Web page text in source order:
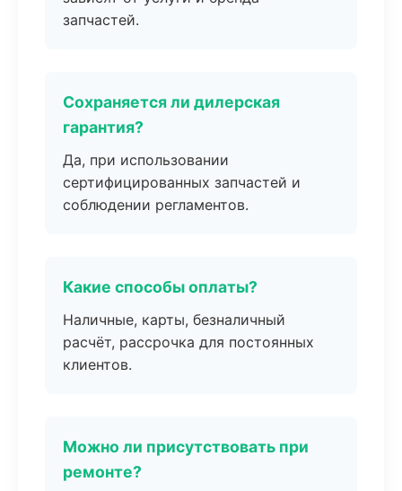
запчастей.
Сохраняется ли дилерская
гарантия?
Да, при использовании
сертифицированных запчастей и
соблюдении регламентов.
Какие способы оплаты?
Наличные, карты, безналичный
расчёт, рассрочка для постоянных
клиентов.
Можно ли присутствовать при
ремонте?